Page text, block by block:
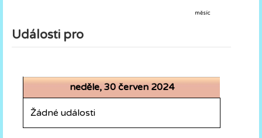
měsíc
Události pro
neděle, 30 červen 2024
Žádné události